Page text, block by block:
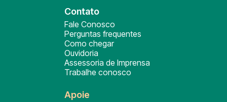
Contato
Fale Conosco
Perguntas frequentes
Como chegar
Ouvidoria
Assessoria de Imprensa
Trabalhe conosco
Apoie